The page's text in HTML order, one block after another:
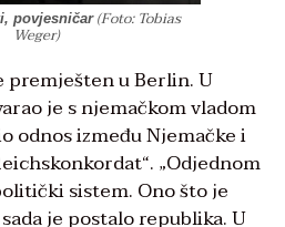
povjesničar(Foto: Tobias
Weger)
premješten u Berlin. U
je s njemačkom vladom
odnos između Njemačke i
„Odjednom
sistem. Ono što je
je postalo republika. U